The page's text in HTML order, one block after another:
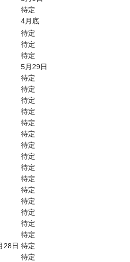
待定
4月底
待定
待定
待定
5月29日
待定
待定
待定
待定
待定
待定
待定
待定
待定
待定
待定
待定
待定
待定
待定
28日 待定
待定